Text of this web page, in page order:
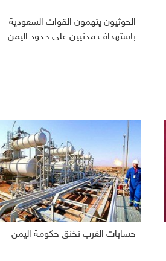
الحوثيون يتهمون القوات السعودية
باستهداف مدنيين على حدود اليمن
حسابات الغرب تخنق حكومة اليمن